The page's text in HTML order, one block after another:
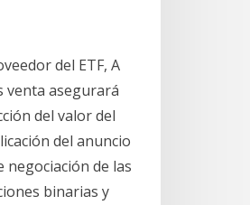
del ETF, A
venta asegurará
del valor del
del anuncio
de las
binarias y